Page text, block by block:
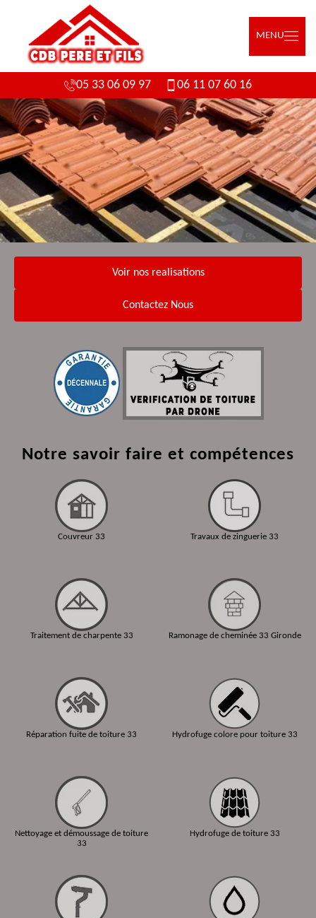
MENU
05 33 06 09 97 06 11 07 60 16
Voir nos realisations
Contactez Nous
Notre savoir faire et compétences
Couvreur 33
Traitement de charpente 33
Réparation fuite de toiture 33
Nettoyage et démoussage de toiture
33
Travaux de zinguerie 33
Ramonage de cheminée 33 Gironde
Hydrofuge colore pour toiture 33
Hydrofuge de toiture 33